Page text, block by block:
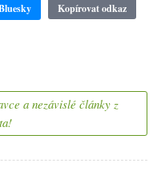
Kopírovat odkaz
a nezávislé články z